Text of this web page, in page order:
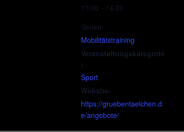
13:00 - 14:00
Serien:
Mobilitätstraining
Veranstaltungskategorie
:
Sport
Website:
https://gruebentaelchen.d
e/angebote/